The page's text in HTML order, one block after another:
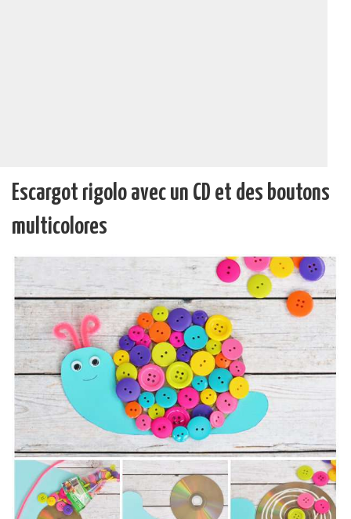
Escargot rigolo avec un CD et des boutons
multicolores